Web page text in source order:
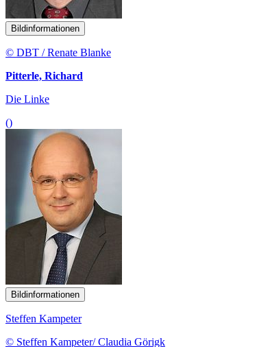
Bildinformationen
© DBT / Renate Blanke
Pitterle, Richard
Die Linke
()
Bildinformationen
Steffen Kampeter
© Steffen Kampeter/ Claudia Görigk